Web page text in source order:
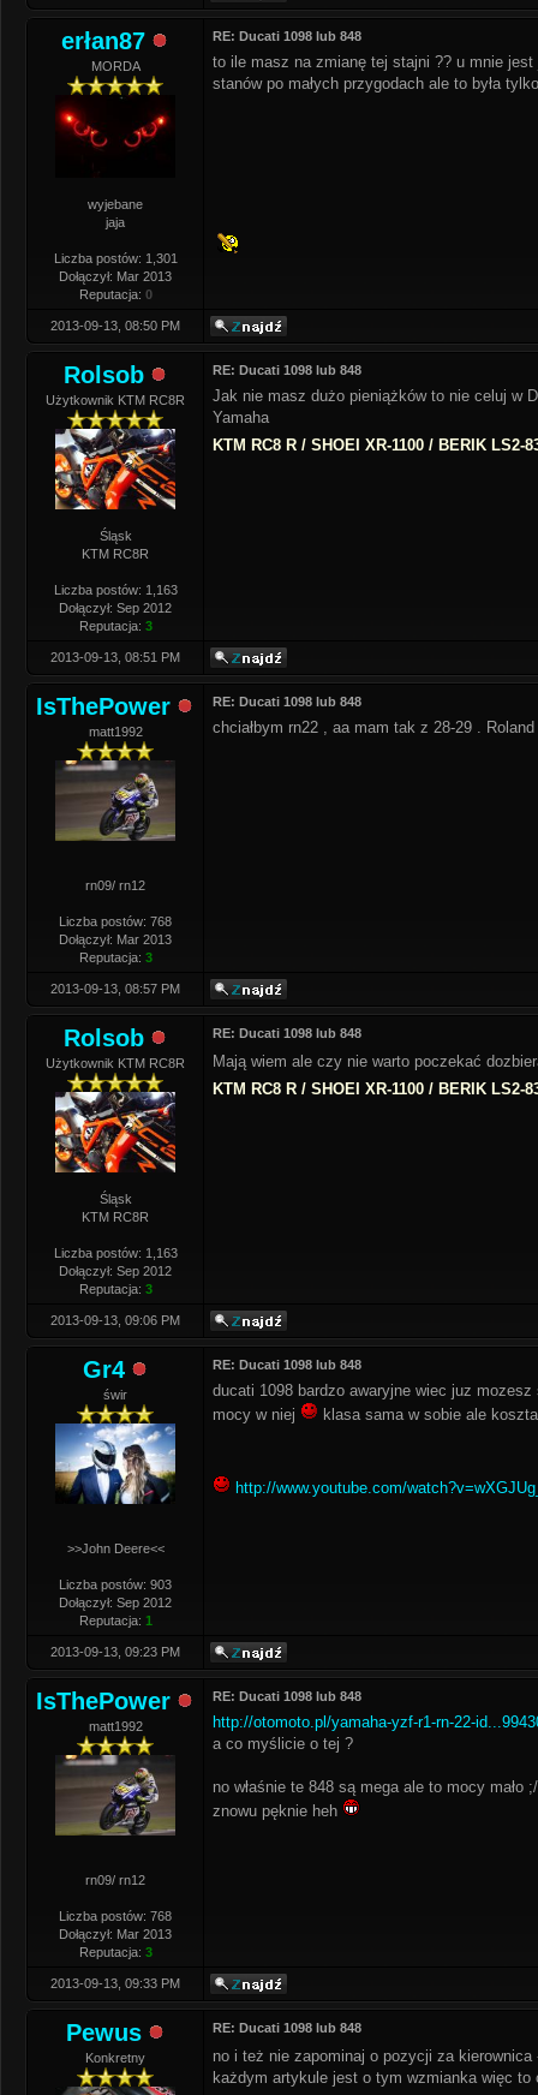
erłan87
MORDA
wyjebane
jaja
Liczba postów: 1,301
Dołączył: Mar 2013
Reputacja: 0
RE: Ducati 1098 lub 848
to ile masz na zmianę tej stajni ?? u mnie
stanów po małych przygodach ale to była
2013-09-13, 08:50 PM
Rolsob
Użytkownik KTM RC8R
Śląsk
KTM RC8R
Liczba postów: 1,163
Dołączył: Sep 2012
Reputacja: 3
RE: Ducati 1098 lub 848
Jak nie masz dużo pieniążków to nie celuj w
Yamaha
KTM RC8 R / SHOEI XR-1100 / BERIK LS2-
2013-09-13, 08:51 PM
IsThePower
matt1992
rn09/ rn12
Liczba postów: 768
Dołączył: Mar 2013
Reputacja: 3
RE: Ducati 1098 lub 848
chciałbym rn22 , aa mam tak z 28-29 .
2013-09-13, 08:57 PM
Rolsob
Użytkownik KTM RC8R
Śląsk
KTM RC8R
Liczba postów: 1,163
Dołączył: Sep 2012
Reputacja: 3
RE: Ducati 1098 lub 848
Mają wiem ale czy nie warto poczekać
KTM RC8 R / SHOEI XR-1100 / BERIK LS2-
2013-09-13, 09:06 PM
Gr4
świr
>>John Deere<<
Liczba postów: 903
Dołączył: Sep 2012
Reputacja: 1
RE: Ducati 1098 lub 848
ducati 1098 bardzo awaryjne wiec juz
mocy w niej
klasa sama w sobie ale
http://www.youtube.com/
2013-09-13, 09:23 PM
IsThePower
matt1992
rn09/ rn12
Liczba postów: 768
Dołączył: Mar 2013
Reputacja: 3
RE: Ducati 1098 lub 848
http://otomoto.pl/yamaha-yzf-r1-rn-22-
a co myślicie o tej ?
no właśnie te 848 są mega ale to mocy
znowu pęknie heh
2013-09-13, 09:33 PM
Pewus
Konkretny
RE: Ducati 1098 lub 848
no i też nie zapominaj o pozycji za
każdym artykule jest o tym wzmianka więc to